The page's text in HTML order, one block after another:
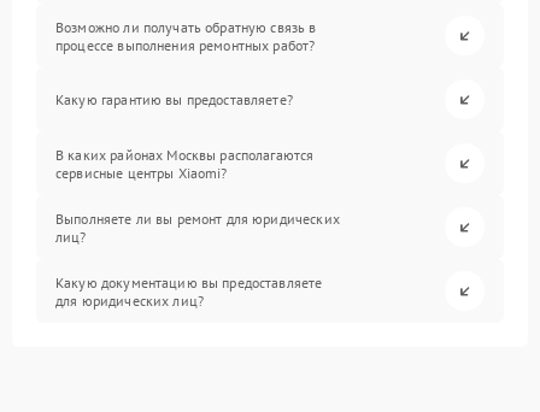
Возможно ли получать обратную связь в
процессе выполнения ремонтных работ?
Какую гарантию вы предоставляете?
В каких районах Москвы располагаются
сервисные центры Xiaomi?
Выполняете ли вы ремонт для юридических
лиц?
Какую документацию вы предоставляете
для юридических лиц?